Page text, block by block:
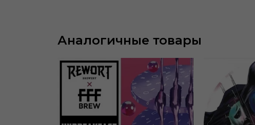
Аналогичные товары